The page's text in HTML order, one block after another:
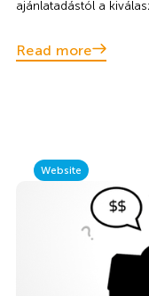
ajánlatadástól a
Read more
Website